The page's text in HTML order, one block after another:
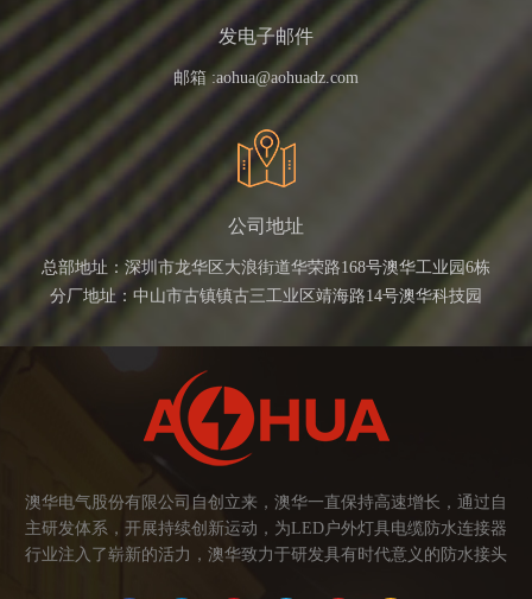
发电子邮件
邮箱 :aohua@aohuadz.com
公司地址
总部地址：深圳市龙华区大浪街道华荣路168号澳华工业园6栋
分厂地址：中山市古镇镇古三工业区靖海路14号澳华科技园
澳华电气股份有限公司自创立来，澳华一直保持高速增长，通过自
主研发体系，开展持续创新运动，为LED户外灯具电缆防水连接器
行业注入了崭新的活力，澳华致力于研发具有时代意义的防水接头